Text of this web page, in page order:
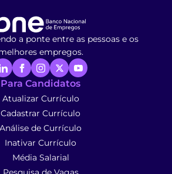
a ponte entre as pessoas e os
empregos.
Para Candidatos
Atualizar Currículo
Cadastrar Currículo
Análise de Currículo
Inativar Currículo
Média Salarial